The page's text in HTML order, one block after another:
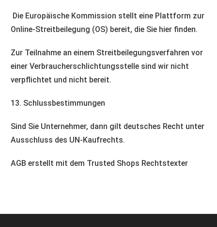
Die Europäische Kommission stellt eine Plattform zur
Online-Streitbeilegung (OS) bereit, die Sie hier finden.
Zur Teilnahme an einem Streitbeilegungsverfahren vor
einer Verbraucherschlichtungsstelle sind wir nicht
verpflichtet und nicht bereit.
13. Schlussbestimmungen​​​​​​​
Sind Sie Unternehmer, dann gilt deutsches Recht unter
Ausschluss des UN-Kaufrechts.
AGB erstellt mit dem Trusted Shops Rechtstexter